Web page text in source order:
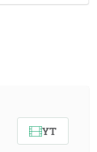
YT